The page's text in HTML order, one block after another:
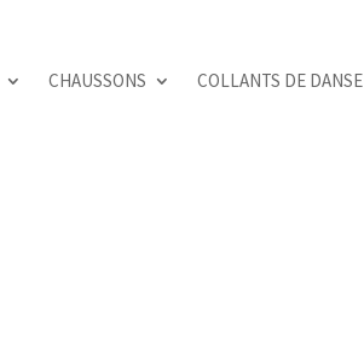
CHAUSSONS COLLANTS DE DANSE